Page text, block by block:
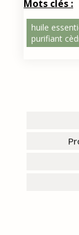
Mots clés :
huile
purifiant